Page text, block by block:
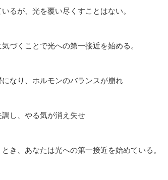
るが、光を覆い尽くすことはない。
づくことで光への第一接近を始める。
なり、ホルモンのバランスが崩れ
し、やる気が消え失せ
き、あなたは光への第一接近を始めている。